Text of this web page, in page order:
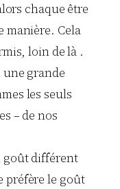
chaque être
manière. Cela
loin de là .
une grande
les seuls
– de nos
goût différent
préfère le goût